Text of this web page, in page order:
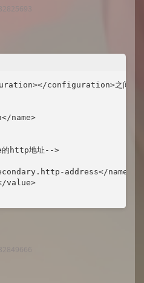
configuration>之间
name>
的http地址-->
address</name>
value>